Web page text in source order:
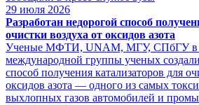
29 июля 2026
Разработан недорогой способ
очистки воздуха от оксидов азота
Ученые МФТИ, UNAM, МГУ, СПбГУ в
международной группы ученых
способ получения катализаторов для
оксидов азота — одного из самых
выхлопных газов автомобилей и